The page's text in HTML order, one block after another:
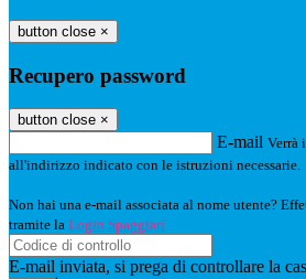
button close ×
Recupero password
button close ×
E-mail Verrà
all'indirizzo indicato con le istruzioni necessarie.
Non hai una e-mail associata al nome utente?
tramite la Login Spaggiari
E-mail inviata, si prega di controllare la